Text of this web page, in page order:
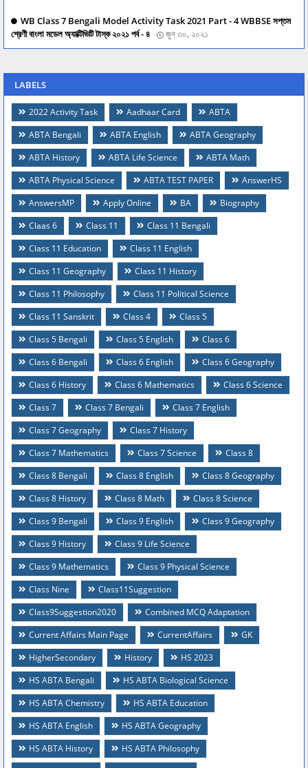
WB Class 7 Bengali Model Activity Task 2021 Part - 4 WBBSE সপ্তম
শ্রেণী বাংলা মডেল অ্যাক্টিভিটি টাস্ক ২০২১ পর্ব - ৪
জুন ৩০, ২০২১
LABELS
2022 Activity Task Aadhaar Card
ABTA
ABTA Bengali
ABTA English
ABTA Geography
ABTA History
ABTA Life Science
ABTA Math
ABTA Physical Science
ABTA TEST PAPER
AnswerHS
AnswersMP
Apply Online BA
Biography
Claas 6
Class 11
Class 11 Bengali
Class 11 Education
Class 11 English
Class 11 Geography
Class 11 History
Class 11 Philosophy
Class 11 Political Science
Class 11 Sanskrit
Class 4
Class 5
Class 5 Bengali
Class 5 English
Class 6
Class 6 Bengali
Class 6 English
Class 6 Geography
Class 6 History
Class 6 Mathematics
Class 6 Science
Class 7
Class 7 Bengali
Class 7 English
Class 7 Geography
Class 7 History
Class 7 Mathematics
Class 7 Science
Class 8
Class 8 Bengali
Class 8 English
Class 8 Geography
Class 8 History
Class 8 Math
Class 8 Science
Class 9 Bengali
Class 9 English
Class 9 Geography
Class 9 History
Class 9 Life Science
Class 9 Mathematics
Class 9 Physical Science
Class Nine
Class11Suggestion
Class9Suggestion2020
Combined MCQ Adaptation
Current Affairs Main Page
CurrentAffairs
GK
HigherSecondary
History
HS 2023
HS ABTA Bengali
HS ABTA Biological Science
HS ABTA Chemistry
HS ABTA Education
HS ABTA English
HS ABTA Geography
HS ABTA History
HS ABTA Philosophy